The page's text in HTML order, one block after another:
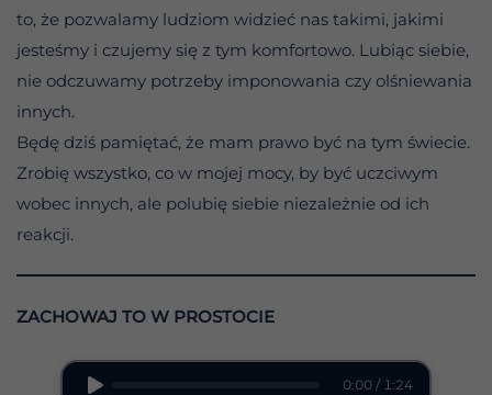
to, że pozwalamy ludziom widzieć nas takimi, jakimi
jesteśmy i czujemy się z tym komfortowo. Lubiąc siebie,
nie odczuwamy potrzeby imponowania czy olśniewania
innych.
Będę dziś pamiętać, że mam prawo być na tym świecie.
Zrobię wszystko, co w mojej mocy, by być uczciwym
wobec innych, ale polubię siebie niezależnie od ich
reakcji.
ZACHOWAJ TO W PROSTOCIE
0:00 / 1:24